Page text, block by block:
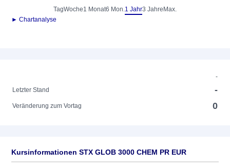
TagWoche1 Monat6 Mon.1 Jahr3 Jahre Max.
► Chartanalyse
-
Letzter Stand
-
Veränderung zum Vortag 0
Kursinformationen STX GLOB 3000 CHEM PR EUR